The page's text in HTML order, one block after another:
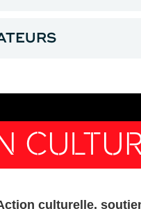
culturelle,